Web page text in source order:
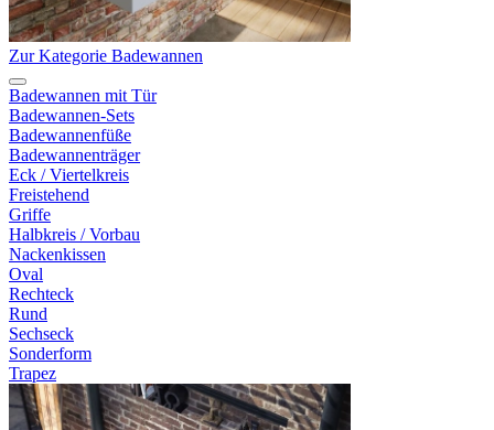
Zur Kategorie Badewannen
Badewannen mit Tür
Badewannen-Sets
Badewannenfüße
Badewannenträger
Eck / Viertelkreis
Freistehend
Griffe
Halbkreis / Vorbau
Nackenkissen
Oval
Rechteck
Rund
Sechseck
Sonderform
Trapez